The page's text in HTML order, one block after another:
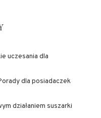
uczesania dla
dla posiadaczek
działaniem suszarki